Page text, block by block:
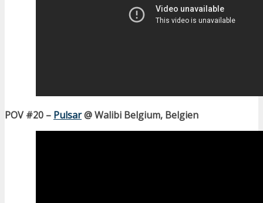
POV #20 – Pulsar@ Walibi Belgium, Belgien